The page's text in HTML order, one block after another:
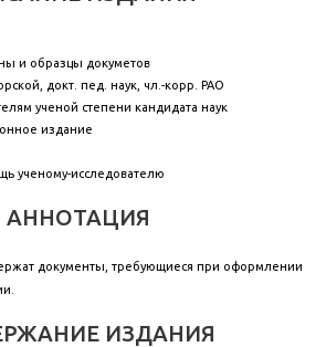
и образцы докуметов
докт. пед. наук, чл.-корр. РАО
ученой степени кандидата наук
издание
ученому-исследователю
АННОТАЦИЯ
документы, требующиеся при оформлении
ИЗДАНИЯ